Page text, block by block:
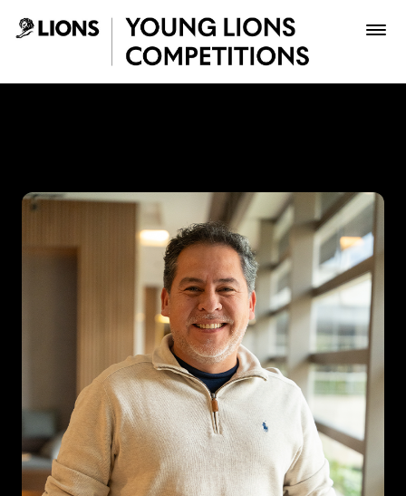
Saltar al contenido principal
Inscribir
Boletería